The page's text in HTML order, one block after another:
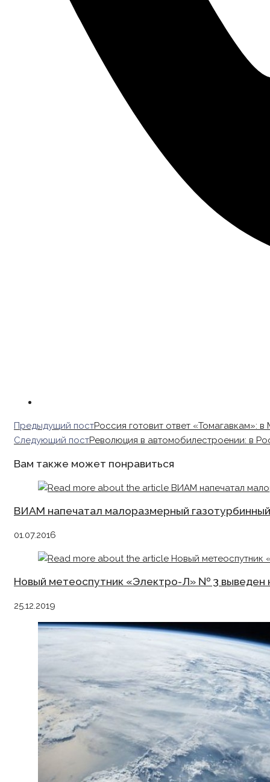
Read
more
Предыдущий постРоссия готовит ответ «Томагавкам»:
Следующий постРеволюция в автомобилестроении: в
Вам также может понравиться
ВИАМ напечатал малоразмерный
01.07.2016
Новый метеоспутник «Электро-Л» № 3 выведен
25.12.2019